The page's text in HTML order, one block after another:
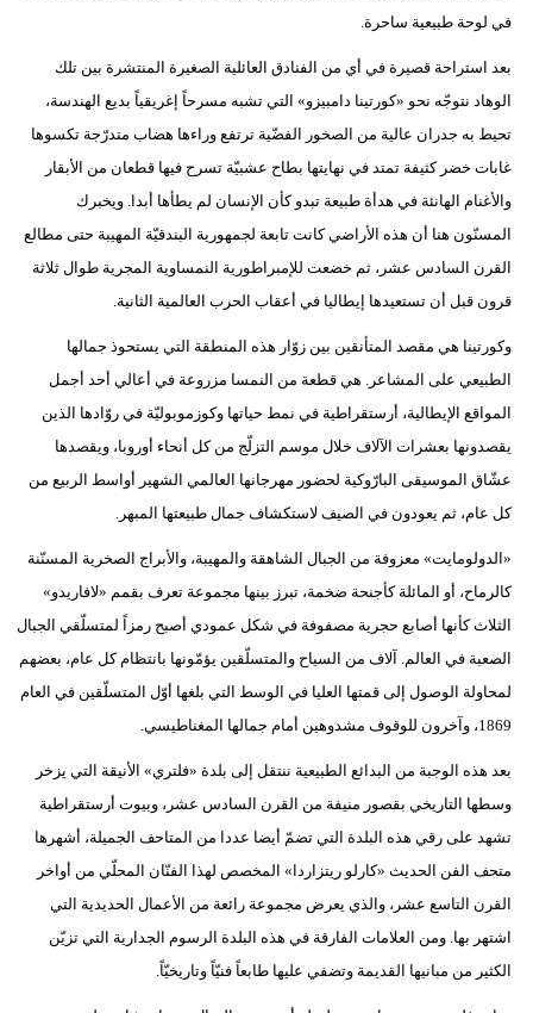
في لوحة طبيعية ساحرة.
بعد استراحة قصيرة في أي من الفنادق العائلية الصغيرة المنتشرة بين تلك
الوهاد نتوجّه نحو «كورتينا دامبيزو» التي تشبه مسرحاً إغريقياً بديع الهندسة،
تحيط به جدران عالية من الصخور الفضّية ترتفع وراءها هضاب متدرّجة تكسوها
غابات خضر كثيفة تمتد في نهايتها بطاح عشبيّة تسرح فيها قطعان من الأبقار
والأغنام الهانئة في هدأة طبيعة تبدو كأن الإنسان لم يطأها أبدا. ويخبرك
المسنّون هنا أن هذه الأراضي كانت تابعة لجمهورية البندقيّة المهيبة حتى مطالع
القرن السادس عشر، ثم خضعت للإمبراطورية النمساوية المجرية طوال ثلاثة
قرون قبل أن تستعيدها إيطاليا في أعقاب الحرب العالمية الثانية.
وكورتينا هي مقصد المتأنقين بين زوّار هذه المنطقة التي يستحوذ جمالها
الطبيعي على المشاعر. هي قطعة من النمسا مزروعة في أعالي أحد أجمل
المواقع الإيطالية، أرستقراطية في نمط حياتها وكوزموبوليّة في روّادها الذين
يقصدونها بعشرات الآلاف خلال موسم التزلّج من كل أنحاء أوروبا، ويقصدها
عشّاق الموسيقى البارّوكية لحضور مهرجانها العالمي الشهير أواسط الربيع من
كل عام، ثم يعودون في الصيف لاستكشاف جمال طبيعتها المبهر.
«الدولومايت» معزوفة من الجبال الشاهقة والمهيبة، والأبراج الصخرية المسنّنة
كالرماح، أو المائلة كأجنحة ضخمة، تبرز بينها مجموعة تعرف بقمم «لافاريدو»
الثلاث كأنها أصابع حجرية مصفوفة في شكل عمودي أصبح رمزاً لمتسلّقي الجبال
الصعبة في العالم. آلاف من السياح والمتسلّقين يؤمّونها بانتظام كل عام، بعضهم
لمحاولة الوصول إلى قمتها العليا في الوسط التي بلغها أوّل المتسلّقين في العام
1869، وآخرون للوقوف مشدوهين أمام جمالها المغناطيسي.
بعد هذه الوجبة من البدائع الطبيعية ننتقل إلى بلدة «فلتري» الأنيقة التي يزخر
وسطها التاريخي بقصور منيفة من القرن السادس عشر، وبيوت أرستقراطية
تشهد على رقي هذه البلدة التي تضمّ أيضا عددا من المتاحف الجميلة، أشهرها
متحف الفن الحديث «كارلو ريتزاردا» المخصص لهذا الفنّان المحلّي من أواخر
القرن التاسع عشر، والذي يعرض مجموعة رائعة من الأعمال الحديدية التي
اشتهر بها. ومن العلامات الفارقة في هذه البلدة الرسوم الجدارية التي تزيّن
الكثير من مبانيها القديمة وتضفي عليها طابعاً فنيّاً وتاريخيّاً.